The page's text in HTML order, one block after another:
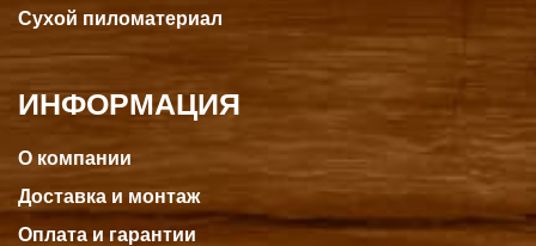
Сухой пиломатериал
ИНФОРМАЦИЯ
О компании
Доставка и монтаж
Оплата и гарантии